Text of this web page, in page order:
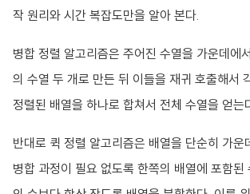
작 원리와 시간 복잡도만을 알아 본다.
병합 정렬 알고리즘은 주어진 수열을 가운데에
의 수열 두 개로 만든 뒤 이들을 재귀 호출해서
정렬된 배열을 하나로 합쳐서 전체 수열을 얻는
반대로 퀵 정렬 알고리즘은 배열을 단순히 가운
병합 과정이 필요 없도록 한쪽의 배열에 포함된